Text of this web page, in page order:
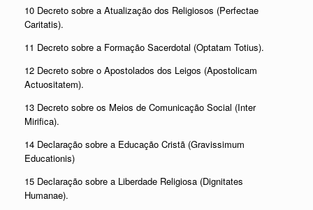
10 Decreto sobre a Atualização dos Religiosos (Perfectae
Caritatis).
11 Decreto sobre a Formação Sacerdotal (Optatam Totius).
12 Decreto sobre o Apostolados dos Leigos (Apostolicam
Actuositatem).
13 Decreto sobre os Meios de Comunicação Social (Inter
Mirifica).
14 Declaração sobre a Educação Cristã (Gravissimum
Educationis)
15 Declaração sobre a Liberdade Religiosa (Dignitates
Humanae).